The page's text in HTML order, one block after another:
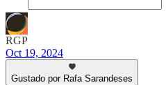
RGP
Oct 19, 2024
Gustado por Rafa Sarandeses